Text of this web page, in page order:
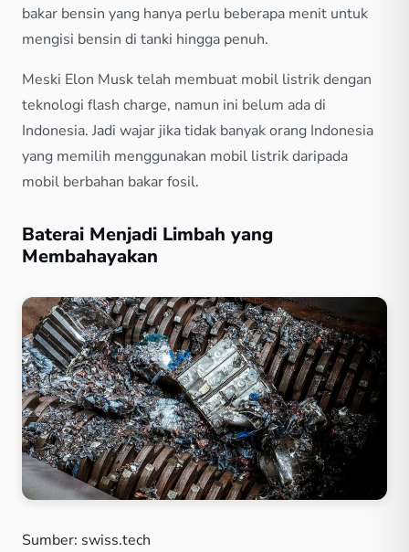
bakar bensin yang hanya perlu beberapa menit untuk
mengisi bensin di tanki hingga penuh.
Meski Elon Musk telah membuat mobil listrik dengan
teknologi flash charge, namun ini belum ada di
Indonesia. Jadi wajar jika tidak banyak orang Indonesia
yang memilih menggunakan mobil listrik daripada
mobil berbahan bakar fosil.
Baterai Menjadi Limbah yang
Membahayakan
Sumber: swiss.tech